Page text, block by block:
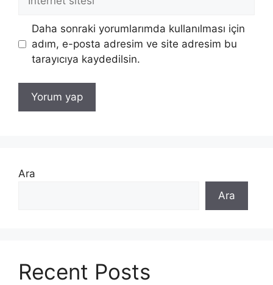
Daha sonraki yorumlarımda kullanılması için
adım, e-posta adresim ve site adresim bu
tarayıcıya kaydedilsin.
Ara
Ara
Recent Posts